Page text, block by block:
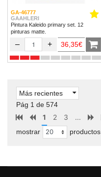
GA-46777
GAAHLERI
Pintura Kaleido primary set. 12
pinturas matte.
– + 36,35€
Más recientes
Pág 1 de 574
1 2 3 ...
mostrar productos